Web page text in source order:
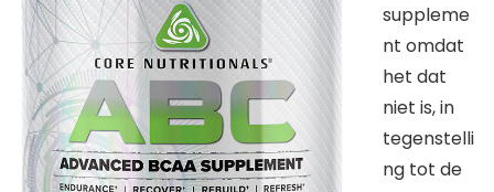
suppleme
nt omdat
het dat
niet is, in
tegenstelli
ng tot de